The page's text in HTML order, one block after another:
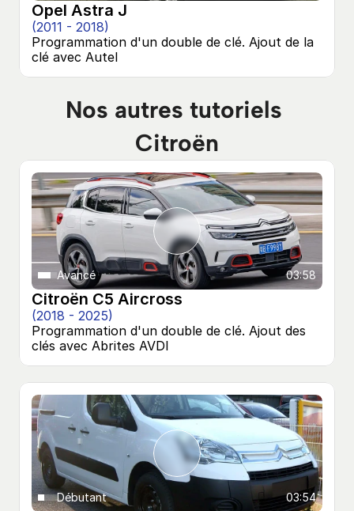
Opel Astra J
(2011 - 2018)
Programmation d'un double de clé. Ajout de la
clé avec Autel
Nos autres tutoriels
Citroën
03:58
Avancé
Citroën C5 Aircross
(2018 - 2025)
Programmation d'un double de clé. Ajout des
clés avec Abrites AVDI
03:54
Débutant